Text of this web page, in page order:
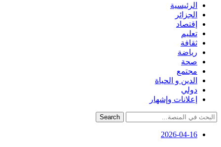
الرئيسية
الجزائر
إقتصاد
تعليم
ثقافة
رياضة
صحة
مجتمع
الدين و الحياة
دولي
إعلانات وإشهار
Search
2026-04-16